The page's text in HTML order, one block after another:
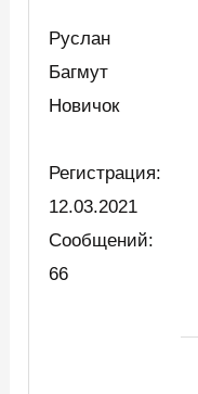
Руслан
Багмут
Новичок
Регистрация:
12.03.2021
Сообщений:
66